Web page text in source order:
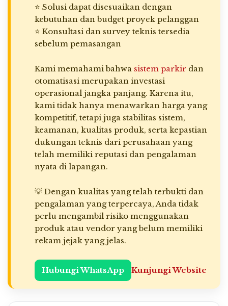
⭐ Solusi dapat disesuaikan dengan
kebutuhan dan budget proyek pelanggan
⭐ Konsultasi dan survey teknis tersedia
sebelum pemasangan
Kami memahami bahwa sistem parkir dan
otomatisasi merupakan investasi
operasional jangka panjang. Karena itu,
kami tidak hanya menawarkan harga yang
kompetitif, tetapi juga stabilitas sistem,
keamanan, kualitas produk, serta kepastian
dukungan teknis dari perusahaan yang
telah memiliki reputasi dan pengalaman
nyata di lapangan.
💡 Dengan kualitas yang telah terbukti dan
pengalaman yang terpercaya, Anda tidak
perlu mengambil risiko menggunakan
produk atau vendor yang belum memiliki
rekam jejak yang jelas.
Hubungi WhatsApp Kunjungi Website